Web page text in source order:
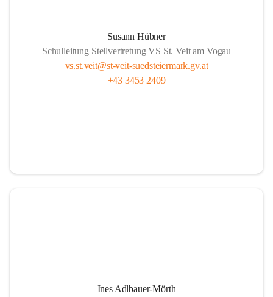
Susann Hübner
Schulleitung Stellvertretung VS St. Veit am Vogau
vs.st.veit@st-veit-suedsteiermark.gv.at
+43 3453 2409
Ines Adlbauer-Mörth